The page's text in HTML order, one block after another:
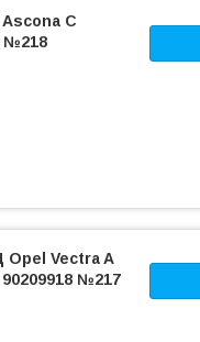
Ascona C
№218
Opel Vectra A
№217